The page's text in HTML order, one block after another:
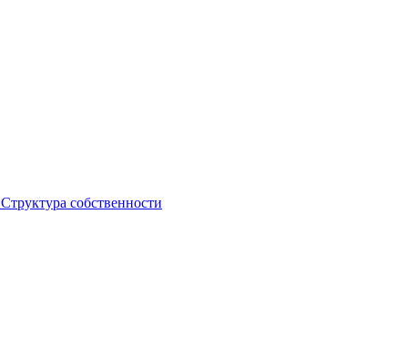
Структура собственности